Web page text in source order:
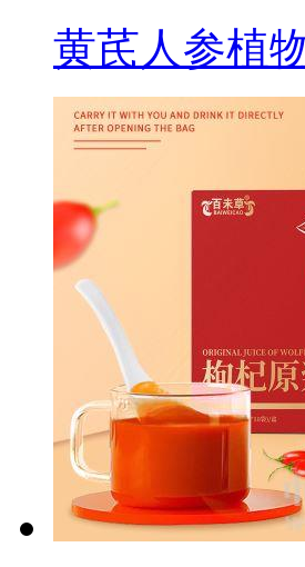
黄芪人参植